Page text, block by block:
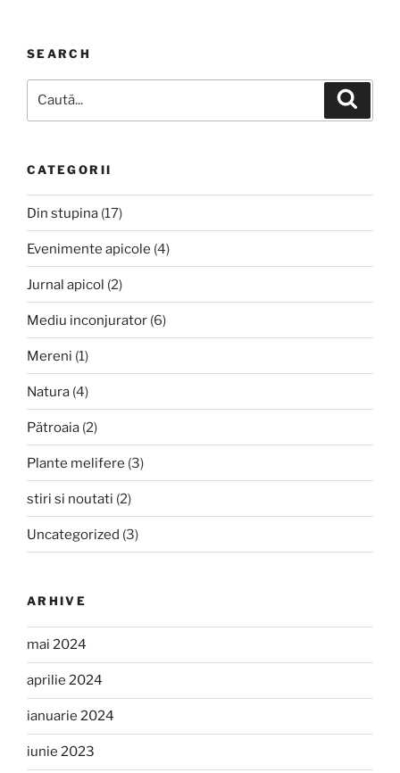
SEARCH
după:
CATEGORII
Din stupina (17)
Evenimente apicole (4)
Jurnal apicol (2)
Mediu inconjurator (6)
Mereni (1)
Natura (4)
Pătroaia (2)
Plante melifere (3)
stiri si noutati (2)
Uncategorized (3)
ARHIVE
mai 2024
aprilie 2024
ianuarie 2024
iunie 2023